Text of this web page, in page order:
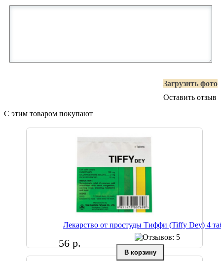
Загрузить фото
Оставить отзыв
С этим товаром покупают
Лекарство от простуды Тиффи (Tiffy Dey) 4
56 р.